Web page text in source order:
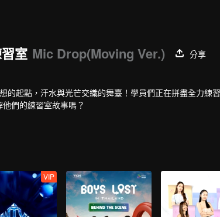
室 Mic Drop(Moving Ver.)
分享
的起點，汗水與光芒交織的舞臺！學員們正在拼盡全力練
們的練習室故事嗎？
VIP